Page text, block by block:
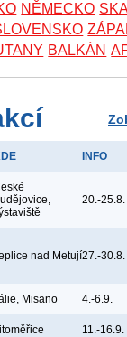
NĚMECKO
BALKÁN
INFO
20.-25.8.
nad Metují27.-30.8.
Misano 4.-6.9.
11.-16.9.